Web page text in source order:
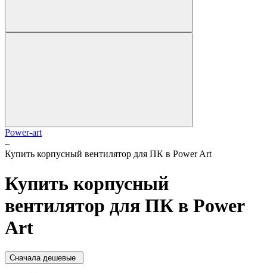
Power-art
–
Купить корпусный вентилятор для ПК в Power Art
Купить корпусный
вентилятор для ПК в Power
Art
Сначала дешевые